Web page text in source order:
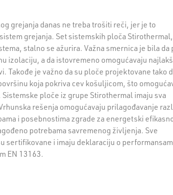
grejanja danas ne treba trošiti reči, jer je to
grejanja. Set sistemskih ploča
stalno se ažurira. Važna smernica je bila da
izolaciju, a da istovremeno omogućavaju
Takođe je važno da su ploče projektovane tako
koja pokriva cev košuljicom, što
ploče iz grupe Stirothermal imaju sva
rešenja omogućavaju prilagođavanje
i posebnostima zgrade za energetski
potrebama savremenog življenja. Sve
sertifikovane i imaju deklaraciju o
EN 13163.